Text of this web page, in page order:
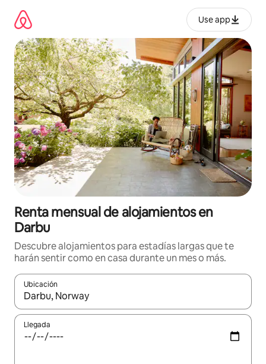
contenido
Use app
Renta mensual de alojamientos en
Darbu
Descubre alojamientos para estadías largas que te
harán sentir como en casa durante un mes o más.
Ubicación
Cuando los resultados estén disponibles, navega con las
Llegada